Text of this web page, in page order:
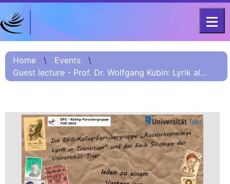
Project
Information
Information:
Summary
Project
Information
(Russian) – О
проекте
DFG - CENTRE FOR ADVANCED
STUDIES
FOR 2603 2017 –
2023
Home \ Events
\
Guest lecture - Prof. Dr. Wolfgang Kubin: Lyrik al...